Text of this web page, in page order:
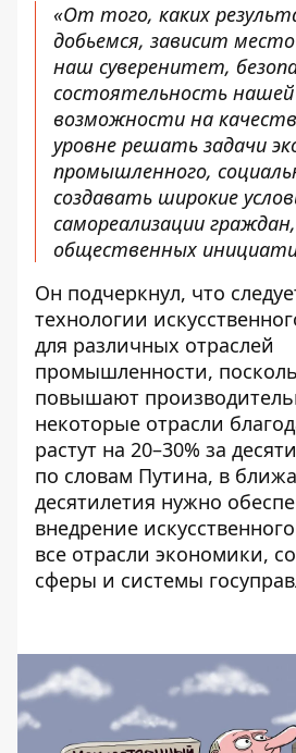
«От того, каких
добьемся, зависит
наш суверенитет,
состоятельность
возможности на
уровне решать задачи
промышленного,
создавать широкие
самореализации граждан,
общественных
Он подчеркнул, что
технологии
для различных отраслей
промышленности,
повышают
некоторые отрасли
растут на 20–30% за
по словам Путина, в
десятилетия нужно
внедрение
все отрасли экономики,
сферы и системы